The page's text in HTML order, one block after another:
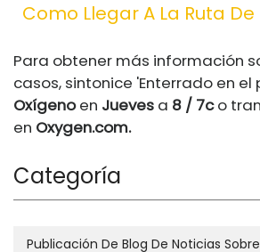
Como Llegar A La Ruta De
Para obtener más información
casos, sintonice 'Enterrado en
Oxígenoen Jueves a 8 / 7co
en Oxygen.com.
Categoría
Publicación De Blog De Noticias